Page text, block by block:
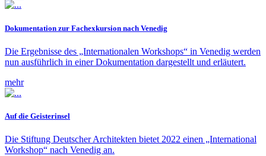
Dokumentation zur Fachexkursion nach Venedig
Die Ergebnisse des „Internationalen Workshops“ in Venedig werden
nun ausführlich in einer Dokumentation dargestellt und erläutert.
mehr
Auf die Geisterinsel
Die Stiftung Deutscher Architekten bietet 2022 einen „International
Workshop“ nach Venedig an.